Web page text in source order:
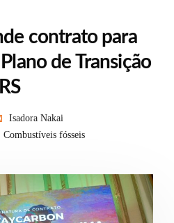
contrato para
de Transição
Isadora Nakai
Combustíveis fósseis